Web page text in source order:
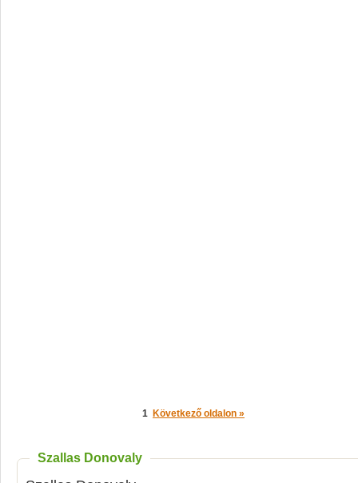
1 Következő oldalon »
Szallas Donovaly